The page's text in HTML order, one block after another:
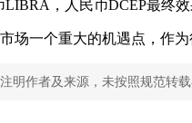
，人民币DCEP最终
场一个重大的机遇点，作
明作者及来源，未按照规范转